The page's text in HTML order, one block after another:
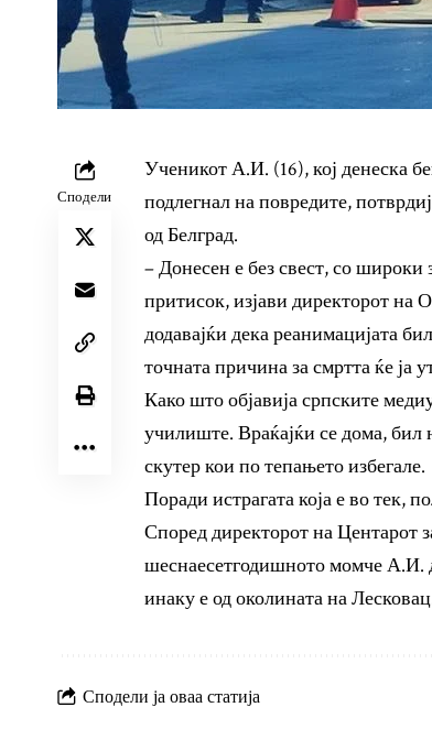
Сподели
Ученикот А.И. (16), кој денеска
подлегнал на повредите,
од Белград.
– Донесен е без свест, со
притисок, изјави директорот
додавајќи дека реанимацијата
точната причина за смртта ќе ја
Како што објавија српските
училиште. Враќајќи се дома,
скутер кои по тепањето избегале.
Поради истрагата која е во тек,
Според директорот на Центарот
шеснаесетгодишното момче А.И.
инаку е од околината на
Сподели ја оваа статија